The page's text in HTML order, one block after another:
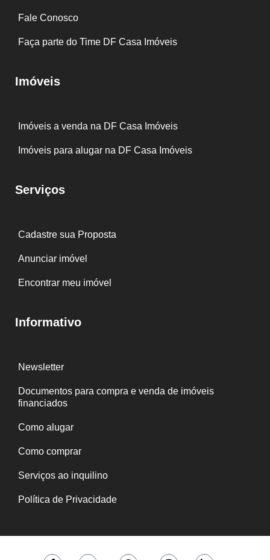
Fale Conosco
Faça parte do Time DF Casa Imóveis
Imóveis
Imóveis a venda na DF Casa Imóveis
Imóveis para alugar na DF Casa Imóveis
Serviços
Cadastre sua Proposta
Anunciar imóvel
Encontrar meu imóvel
Informativo
Newsletter
Documentos para compra e venda de imóveis
financiados
Como alugar
Como comprar
Serviços ao inquilino
Política de Privacidade